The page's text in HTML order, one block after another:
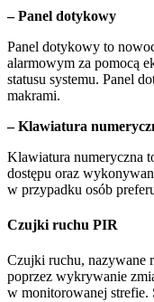
– Panel dotykowy
Panel dotykowy to
alarmowym za pomocą
statusu systemu. Panel
makrami.
– Klawiatura
Klawiatura numeryczna
dostępu oraz
w przypadku osób
Czujki ruchu PIR
Czujki ruchu, nazywane
poprzez wykrywanie
w monitorowanej strefie.